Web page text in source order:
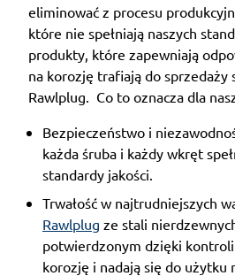
eliminować z procesu
które nie spełniają naszych
produkty, które zapewniają
na korozję trafiają do sprzedaży
Rawlplug. Co to oznacza dla
Bezpieczeństwo i
każda śruba i każdy wkręt
standardy jakości.
Trwałość w najtrudniejszych
Rawlplug ze stali
potwierdzonym dzięki kontroli
korozję i nadają się do użytku